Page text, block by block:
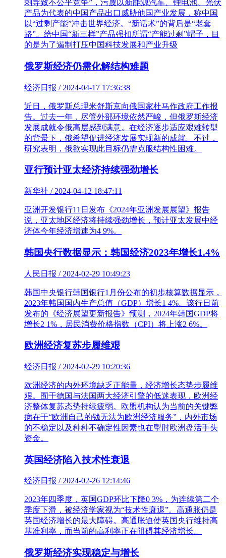
剩导致不公平竞争”，污蔑以新能源汽车、锂电池、光伏
产品为代表的中国产品出口威胁他国产业发展，称中国
以“过剩产能”冲击世界经济。“新话术”的背后是“老套
路”。给中国“新三样”产品强扣所谓“产能过剩”帽子，目
的是为了遏制打压中国科技发展和产业升级
俄罗斯经济仍需化解结构难题
经济日报 / 2024-04-17 17:36:38
近日，俄罗斯总理米舒斯京向俄国家杜马作政府工作报
告。过去一年，尽管外部环境依然严峻，但俄罗斯经济
发展成就令俄高层感到满意。在经济逐步适应艰难转型
的背景下，俄希望促进经济发展实现新的成就。不过，
研究表明，俄欲实现此目标仍需克服结构性困难。
亚行预计亚太经济持续强劲增长
新华社 / 2024-04-12 18:47:11
亚洲开发银行11日发布《2024年亚洲发展展望》报告
说，亚太地区经济将持续强劲增长，预计亚太发展中经
济体今年经济增速为4 9%。
韩国央行数据显示：韩国经济2023年增长1.4%
人民日报 / 2024-02-29 10:49:23
韩国中央银行韩国银行1月份公布的初步核算数据显示，
2023年韩国国内生产总值（GDP）增长1 4%。该行日前
发布的《经济展望更新报告》预测，2024年韩国GDP将
增长2 1%，居民消费价格指数（CPI）将上涨2 6%。
欧洲经济复苏步履维艰
经济日报 / 2024-02-29 10:20:36
欧洲经济的内外环境缺乏正能量，经济增长态势步履维
艰。囿于德国与法国两大经济引擎的低迷表现，欧洲经
济整体复苏态势持续疲弱。欧盟机构认为当前的关键弊
病在于“欧洲自己的钱无法为欧洲经济服务”，内外市场
的不稳定以及种种不确定性因素也在掣肘欧洲盘活手头
资金。
英国经济陷入技术性衰退
经济日报 / 2024-02-26 12:14:46
2023年四季度，英国GDP环比下降0 3%，为连续第二个
季度下滑，被经济学家视为“技术性衰退”。高通胀仍是
英国经济增长的最大障碍。高通胀迫使英国央行维持高
基准利率，而当前的高利率正在阻碍其经济增长。
俄罗斯经济实现稳定与增长